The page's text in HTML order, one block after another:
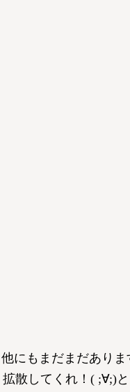
他にもまだまだあり
散してくれ！( ;∀;)